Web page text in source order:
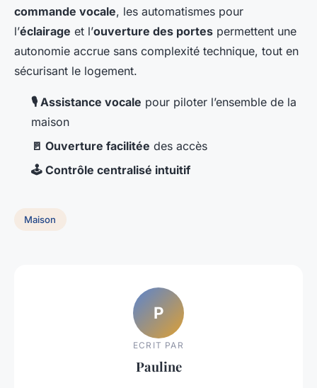
commande vocale, les automatismes pour
l’éclairage et l’ouverture des portes permettent une
autonomie accrue sans complexité technique, tout en
sécurisant le logement.
🎙️ Assistance vocale pour piloter l’ensemble de la
maison
🚪 Ouverture facilitée des accès
🕹️ Contrôle centralisé intuitif
Maison
P
ECRIT PAR
Pauline